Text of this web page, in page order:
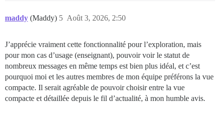
maddy (Maddy) Août 3, 2026, 2:50
5
J’apprécie vraiment cette fonctionnalité pour l’exploration, mais
pour mon cas d’usage (enseignant), pouvoir voir le statut de
nombreux messages en même temps est bien plus idéal, et c’est
pourquoi moi et les autres membres de mon équipe préférons la vue
compacte. Il serait agréable de pouvoir choisir entre la vue
compacte et détaillée depuis le fil d’actualité, à mon humble avis.